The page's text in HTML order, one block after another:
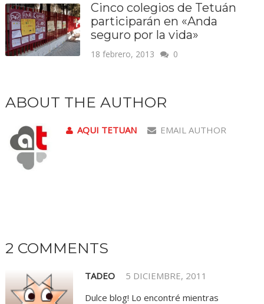
Cinco colegios de Tetuán
participarán en «Anda
seguro por la vida»
18 febrero, 2013 0
ABOUT THE AUTHOR
AQUI TETUAN EMAIL AUTHOR
2 COMMENTS
TADEO
5 DICIEMBRE, 2011
Dulce blog! Lo encontré mientras